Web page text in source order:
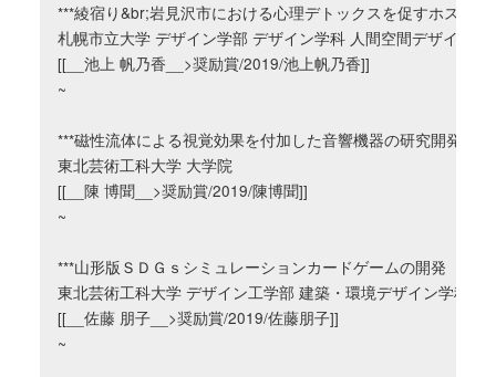
***綾宿り&br;岩見沢市における心理デトックスを促すホスピ
札幌市立大学 デザイン学部 デザイン学科 人間空間デザインコ
[[__池上 帆乃香__>奨励賞/2019/池上帆乃香]]
~
***磁性流体による視覚効果を付加した音響機器の研究開発
東北芸術工科大学 大学院
[[__陳 博聞__>奨励賞/2019/陳博聞]]
~
***山形版ＳＤＧｓシミュレーションカードゲームの開発
東北芸術工科大学 デザイン工学部 建築・環境デザイン学科
[[__佐藤 朋子__>奨励賞/2019/佐藤朋子]]
~